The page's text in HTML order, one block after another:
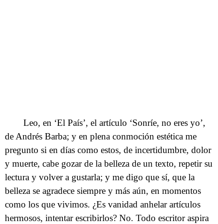
Leo, en ‘El País’, el artículo ‘Sonríe, no eres yo’,
de Andrés Barba; y en plena conmoción estética me
pregunto si en días como estos, de incertidumbre, dolor
y muerte, cabe gozar de la belleza de un texto, repetir su
lectura y volver a gustarla; y me digo que sí, que la
belleza se agradece siempre y más aún, en momentos
como los que vivimos. ¿Es vanidad anhelar artículos
hermosos, intentar escribirlos? No. Todo escritor aspira